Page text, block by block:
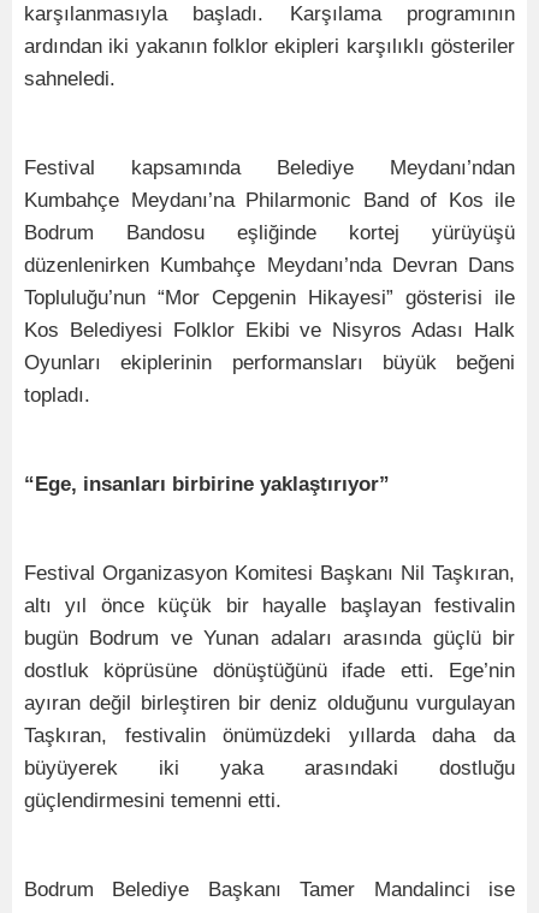
karşılanmasıyla başladı. Karşılama programının
ardından iki yakanın folklor ekipleri karşılıklı gösteriler
sahneledi.
Festival kapsamında Belediye Meydanı’ndan
Kumbahçe Meydanı’na Philarmonic Band of Kos ile
Bodrum Bandosu eşliğinde kortej yürüyüşü
düzenlenirken Kumbahçe Meydanı’nda Devran Dans
Topluluğu’nun “Mor Cepgenin Hikayesi” gösterisi ile
Kos Belediyesi Folklor Ekibi ve Nisyros Adası Halk
Oyunları ekiplerinin performansları büyük beğeni
topladı.
“Ege, insanları birbirine yaklaştırıyor”
Festival Organizasyon Komitesi Başkanı Nil Taşkıran,
altı yıl önce küçük bir hayalle başlayan festivalin
bugün Bodrum ve Yunan adaları arasında güçlü bir
dostluk köprüsüne dönüştüğünü ifade etti. Ege’nin
ayıran değil birleştiren bir deniz olduğunu vurgulayan
Taşkıran, festivalin önümüzdeki yıllarda daha da
büyüyerek iki yaka arasındaki dostluğu
güçlendirmesini temenni etti.
Bodrum Belediye Başkanı Tamer Mandalinci ise